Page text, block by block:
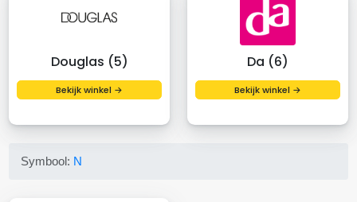
Douglas (5)
Bekijk winkel →
Da (6)
Bekijk winkel →
Symbool: N